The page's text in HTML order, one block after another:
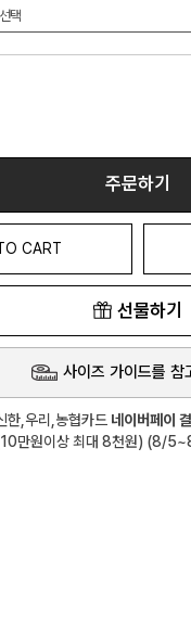
주문하기
CART
선물하기
사이즈 가이드를 참
한,우리,농협카드 네이버페이
만원이상 최대 8천원) (8/